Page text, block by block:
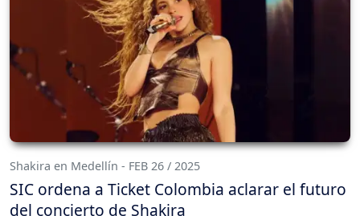
Shakira en Medellín - FEB 26 / 2025
SIC ordena a Ticket Colombia aclarar el futuro
del concierto de Shakira